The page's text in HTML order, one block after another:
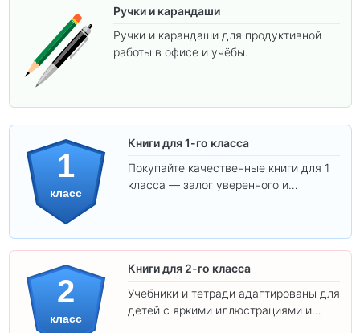
Ручки и карандаши
Ручки и карандаши для продуктивной
работы в офисе и учёбы.
1
класс
Книги для 1-го класса
Покупайте качественные книги для 1
класса — залог уверенного и
2
класс
Книги для 2-го класса
Учебники и тетради адаптированы для
детей с яркими иллюстрациями и